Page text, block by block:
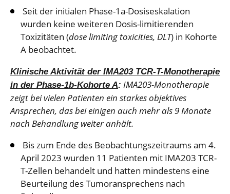
Seit der initialen Phase-1a-Dosiseskalation
wurden keine weiteren Dosis-limitierenden
Toxizitäten (dose limiting toxicities, DLT) in Kohorte
A beobachtet.
Klinische Aktivität der IMA203 TCR-T-Monotherapie
in der Phase-1b-Kohorte A: IMA203-Monotherapie
zeigt bei vielen Patienten ein starkes objektives
Ansprechen, das bei einigen auch mehr als 9 Monate
nach Behandlung weiter anhält.
Bis zum Ende des Beobachtungszeitraums am 4.
April 2023 wurden 11 Patienten mit IMA203 TCR-
T-Zellen behandelt und hatten mindestens eine
Beurteilung des Tumoransprechens nach